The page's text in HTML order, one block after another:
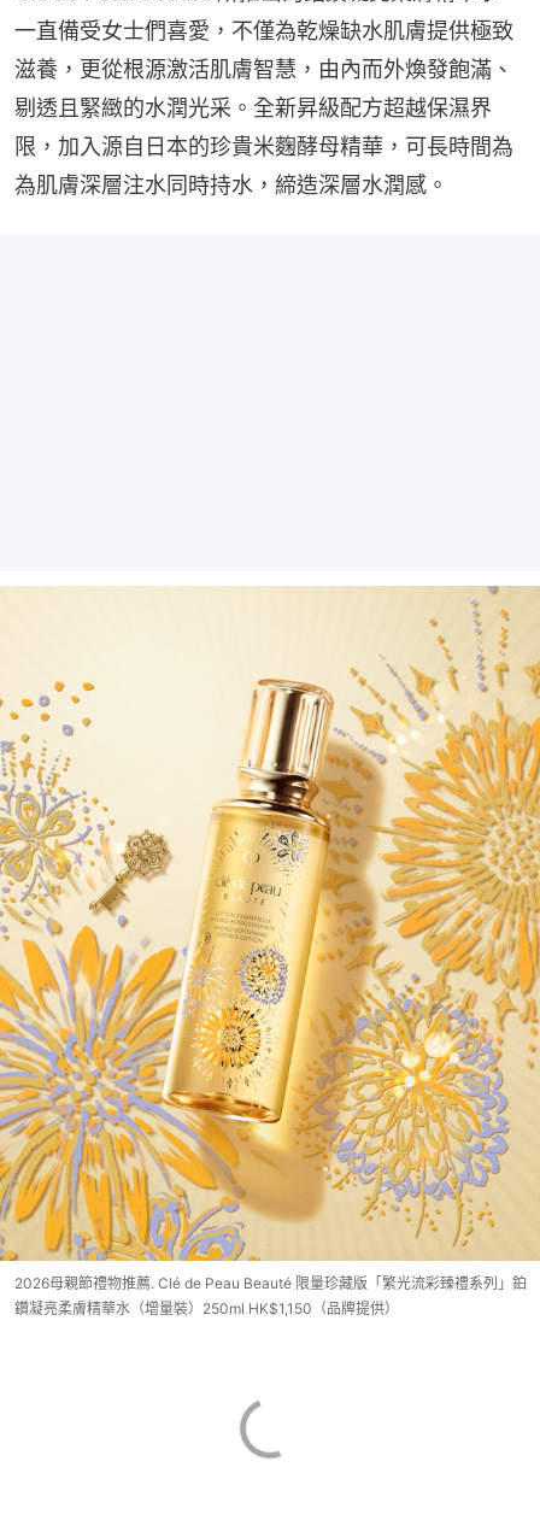
一直備受女士們喜愛，不僅為乾燥缺水肌膚提供極致
滋養，更從根源激活肌膚智慧，由內而外煥發飽滿、
剔透且緊緻的水潤光采。全新昇級配方超越保濕界
限，加入源自日本的珍貴米麴酵母精華，可長時間為
為肌膚深層注水同時持水，締造深層水潤感。
2026母親節禮物推薦. Clé de Peau Beauté 限量珍藏版「繁光流彩臻禮系列」鉑
鑽凝亮柔膚精華水（增量裝）250ml HK$1,150（品牌提供）